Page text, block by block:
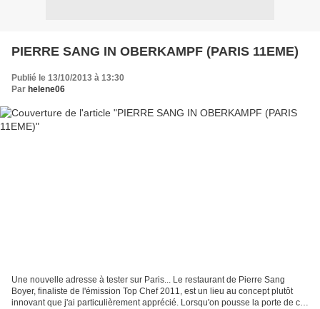
PIERRE SANG IN OBERKAMPF (PARIS 11EME)
Publié le 13/10/2013 à 13:30
Par helene06
Une nouvelle adresse à tester sur Paris... Le restaurant de Pierre Sang
Boyer, finaliste de l'émission Top Chef 2011, est un lieu au concept plutôt
innovant que j'ai particulièrement apprécié. Lorsqu'on pousse la porte de ce